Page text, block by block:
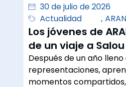
30 de julio de 2026
Actualidad
,
Los jóvenes de
de un viaje a Salou
Después de un año
representaciones,
momentos